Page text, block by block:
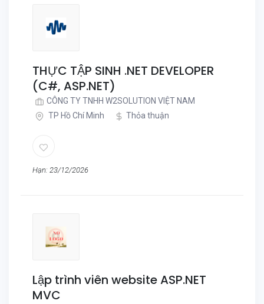
THỰC TẬP SINH .NET DEVELOPER
(C#, ASP.NET)
CÔNG TY TNHH W2SOLUTION VIỆT NAM
TP Hồ Chí Minh
Thỏa thuận
Hạn: 23/12/2026
Lập trình viên website ASP.NET
MVC